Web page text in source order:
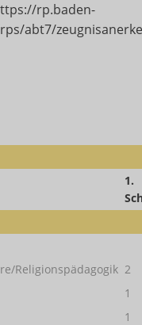
rp.baden-
abt7/
1.
Religionspädagogik 2
1
1